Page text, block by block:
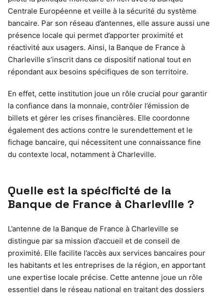
Centrale Européenne et veille à la sécurité du système
bancaire. Par son réseau d’antennes, elle assure aussi une
présence locale qui permet d’apporter proximité et
réactivité aux usagers. Ainsi, la Banque de France à
Charleville s’inscrit dans ce dispositif national tout en
répondant aux besoins spécifiques de son territoire.
En effet, cette institution joue un rôle crucial pour garantir
la confiance dans la monnaie, contrôler l’émission de
billets et gérer les crises financières. Elle coordonne
également des actions contre le surendettement et le
fichage bancaire, qui nécessitent une connaissance fine
du contexte local, notamment à Charleville.
Quelle est la spécificité de la
Banque de France à Charleville ?
L’antenne de la Banque de France à Charleville se
distingue par sa mission d’accueil et de conseil de
proximité. Elle facilite l’accès aux services bancaires pour
les habitants et les entreprises de la région, en apportant
une expertise locale précise. Cette antenne joue un rôle
essentiel dans le réseau national en traitant des dossiers